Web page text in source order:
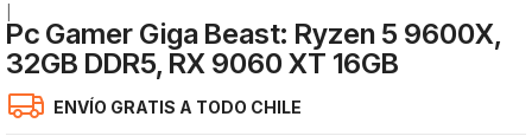
Pc Gamer Giga Beast: Ryzen 5 9600X,
32GB DDR5, RX 9060 XT 16GB
ENVÍO GRATIS A TODO CHILE